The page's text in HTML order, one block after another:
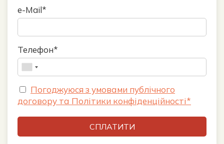
e-Mail*
Телефон*
Погоджуюся з умовами публічного
договору та Політики конфіденційності*
СПЛАТИТИ